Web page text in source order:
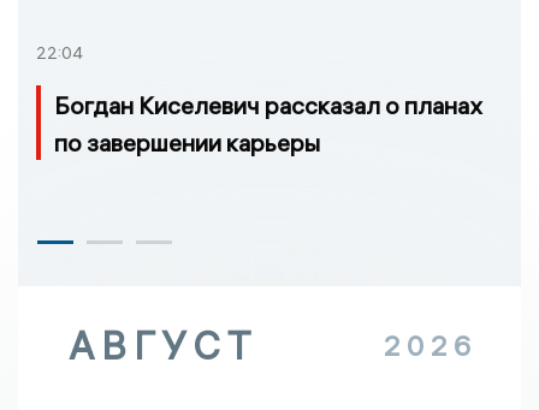
22:04
Богдан Киселевич рассказал о планах
по завершении карьеры
АВГУСТ 2026